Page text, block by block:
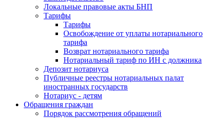
Локальные правовые акты БНП
Тарифы
Тарифы
Освобождение от уплаты нотариального
тарифа
Возврат нотариального тарифа
Нотариальный тариф по ИН с должника
Депозит нотариуса
Публичные реестры нотариальных палат
иностранных государств
Нотариус - детям
Обращения граждан
Порядок рассмотрения обращений